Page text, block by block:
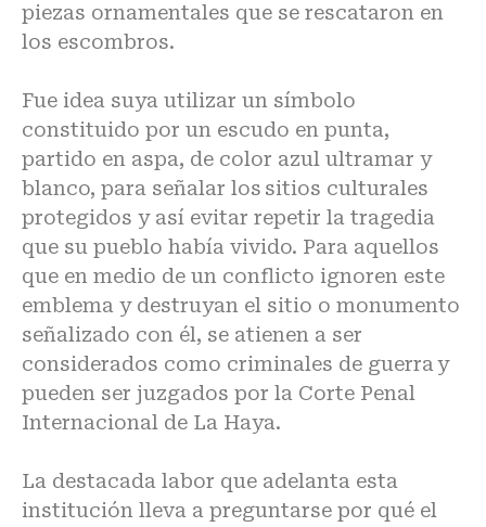
piezas ornamentales que se rescataron en
los escombros.
Fue idea suya utilizar un símbolo
constituido por un escudo en punta,
partido en aspa, de color azul ultramar y
blanco, para señalar los sitios culturales
protegidos y así evitar repetir la tragedia
que su pueblo había vivido. Para aquellos
que en medio de un conflicto ignoren este
emblema y destruyan el sitio o monumento
señalizado con él, se atienen a ser
considerados como criminales de guerra y
pueden ser juzgados por la Corte Penal
Internacional de La Haya.
La destacada labor que adelanta esta
institución lleva a preguntarse por qué el